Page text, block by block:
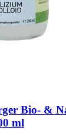
Bio- &
ml